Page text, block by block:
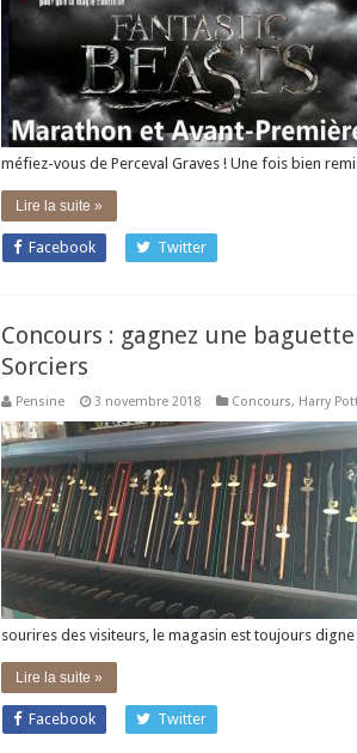
méfiez-vous de Perceval Graves ! Une fois bien
Lire la suite »
Facebook Twitter
Concours : gagnez une
Sorciers
Pensine 3 novembre 2018 Concours, Harry
sourires des visiteurs, le magasin est toujours
Lire la suite »
Facebook Twitter